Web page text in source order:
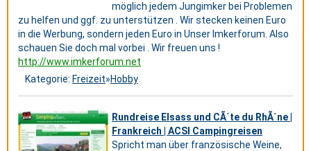
möglich jedem Jungimker bei Problemen
zu helfen und ggf. zu unterstützen . Wir stecken keinen Euro
in die Werbung, sondern jeden Euro in Unser Imkerforum. Also
schauen Sie doch mal vorbei . Wir freuen uns !
http://www.imkerforum.net
Kategorie: Freizeit»Hobby
Rundreise Elsass und CÃ´te du RhÃ´ne |
Frankreich | ACSI Campingreisen
Spricht man über französische Weine,